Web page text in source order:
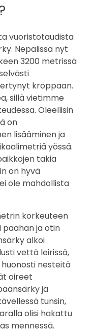
vuoristotaudista
Nepalissa nyt
3200 metrissä
kroppaan.
sillä vietimme
Oleellisin
on
lisääminen ja
yössä.
takia
on hyvä
ole mahdollista
korkeuteen
päähän ja otin
alkoi
vettä leirissä,
nesteitä
oireet
ja
tunsin,
olisi hakattu
mennessä.